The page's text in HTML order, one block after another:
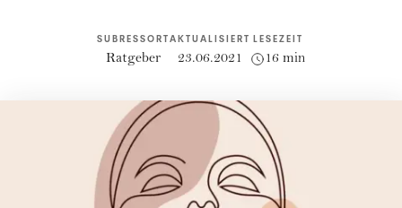
SUBRESSORT
Ratgeber
AKTUALISIERT
23.06.2021
LESEZEIT
16 min